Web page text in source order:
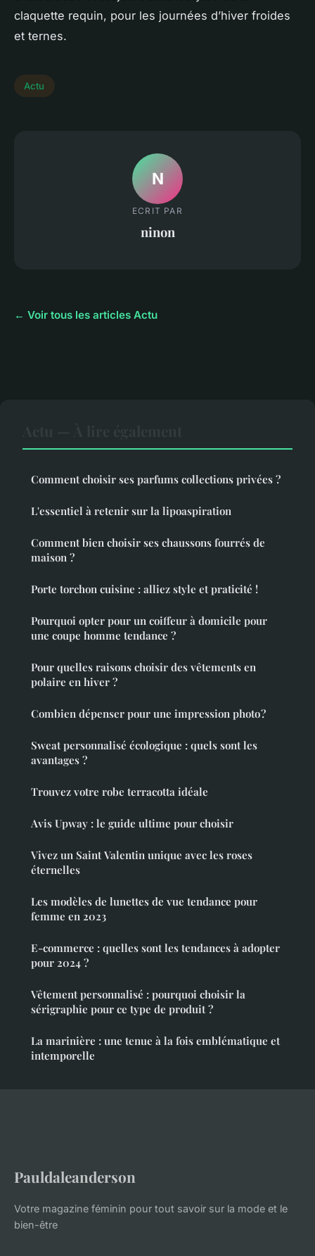
claquette requin, pour les journées d’hiver froides
et ternes.
Actu
N
ECRIT PAR
ninon
← Voir tous les articles Actu
Comment choisir ses parfums collections privées ?
L'essentiel à retenir sur la lipoaspiration
Comment bien choisir ses chaussons fourrés de
maison ?
Porte torchon cuisine : alliez style et praticité !
Pourquoi opter pour un coiffeur à domicile pour
une coupe homme tendance ?
Pour quelles raisons choisir des vêtements en
polaire en hiver ?
Combien dépenser pour une impression photo ?
Sweat personnalisé écologique : quels sont les
avantages ?
Trouvez votre robe terracotta idéale
Avis Upway : le guide ultime pour choisir
Vivez un Saint Valentin unique avec les roses
éternelles
Les modèles de lunettes de vue tendance pour
femme en 2023
E-commerce : quelles sont les tendances à adopter
pour 2024 ?
Vêtement personnalisé : pourquoi choisir la
sérigraphie pour ce type de produit ?
La marinière : une tenue à la fois emblématique et
intemporelle
Pauldaleanderson
Votre magazine féminin pour tout savoir sur la mode et le
bien-être